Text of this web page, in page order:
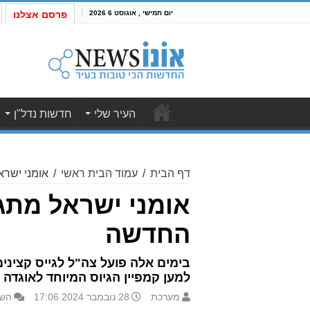
יום חמישי , אוגוסט 6 2026 פרסם אצלנו
העיר שלי חדשות נדל"ן
דף הבית / עמוד הבית ראשי / אומני
אומני ישראל
החדשה
למען קמפיין הגיוס המיוחד
מערכת 28 נובמבר 2024 17:06